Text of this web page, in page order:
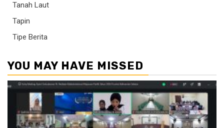
Tanah Laut
Tapin
Tipe Berita
YOU MAY HAVE MISSED